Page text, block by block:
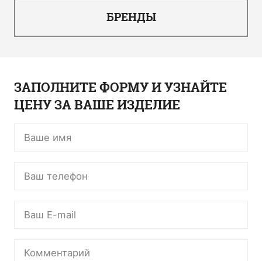
БРЕНДЫ
ЗАПОЛНИТЕ ФОРМУ И УЗНАЙТЕ
ЦЕНУ ЗА ВАШЕ ИЗДЕЛИЕ